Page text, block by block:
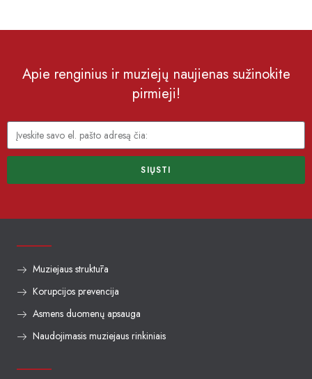
Apie renginius ir muziejų naujienas sužinokite
pirmieji!
SIŲSTI
Muziejaus struktūra
Korupcijos prevencija
Asmens duomenų apsauga
Naudojimasis muziejaus rinkiniais